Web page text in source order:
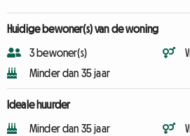
Huidige bewoner(s) van de woning
3 bewoner(s)
Minder dan 35 jaar
Ideale huurder
Minder dan 35 jaar